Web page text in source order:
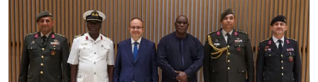
SAĞLIK
YAŞAM